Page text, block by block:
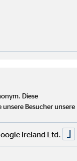
um deine
präsentiere
bieten wir
und persönliche
Diese
Besucher unsere
Ireland Ltd.